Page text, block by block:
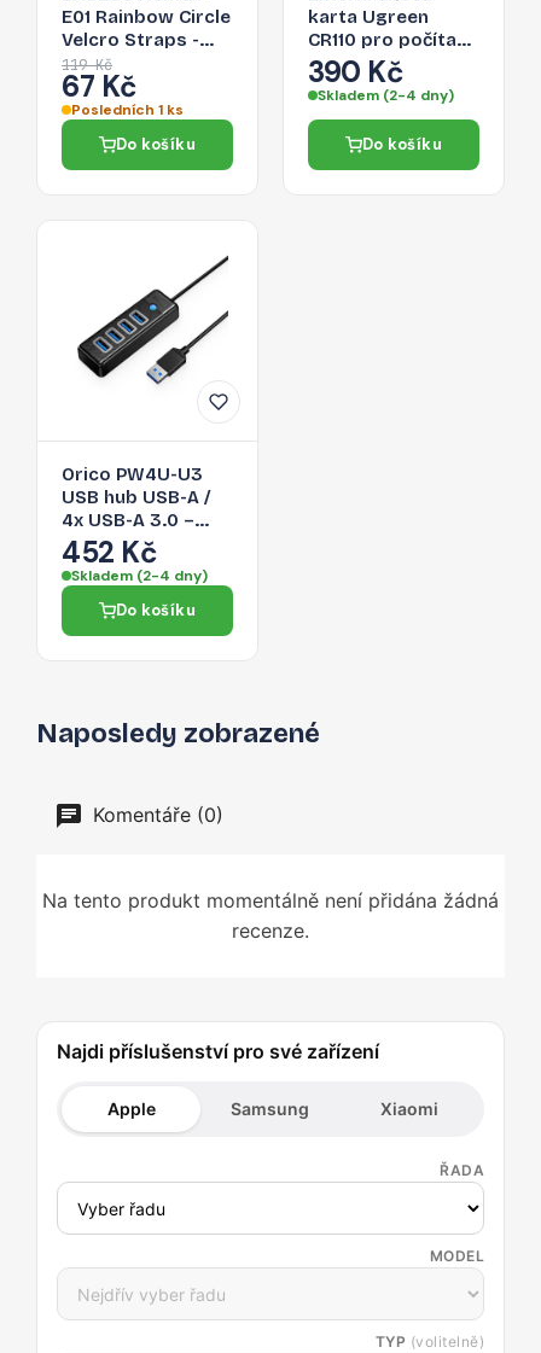
E01 Rainbow Circle
Velcro Straps -
páska na suchý zip
pro organizaci
kabelů, 1m, černá
119 Kč
67 Kč
Posledních 1 ks
Do košíku
karta Ugreen
CR110 pro počítač
a chytrý telefon -
černá
390 Kč
Skladem (2-4 dny)
Do košíku
Orico PW4U-U3
USB hub USB-A /
4x USB-A 3.0 –
černá
452 Kč
Skladem (2-4 dny)
Do košíku
Naposledy zobrazené
Komentáře (0)
Na tento produkt momentálně není přidána žádná
recenze.
Najdi příslušenství pro své zařízení
Apple Samsung Xiaomi
ŘADA
MODEL
TYP (volitelně)